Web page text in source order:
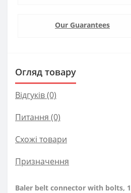
Our Guarantees
Огляд товару
Відгуків (0)
Питання (0)
Схожі товари
Призначення
Baler belt connector with bolts,